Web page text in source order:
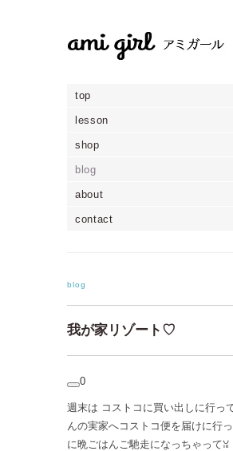
top
lesson
shop
blog
about
contact
blog
我が家リゾート♡
0
週末は コストコに買い出しに行っ
んの実家へコストコ便を届けに行
に晩ごはんご馳走になっちゃってꈍ